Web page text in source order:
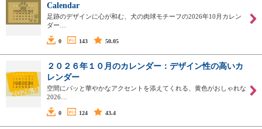
Calendar
足跡のデザインに心が和む、犬の肉球モチーフの2026年10月カレン
ダー…
0 143 50.05
２０２６年１０月のカレンダー：デザイン性の高いカ
レンダー
空間にパッと華やかなアクセントを添えてくれる、黄色がおしゃれな
2026…
0 124 43.4